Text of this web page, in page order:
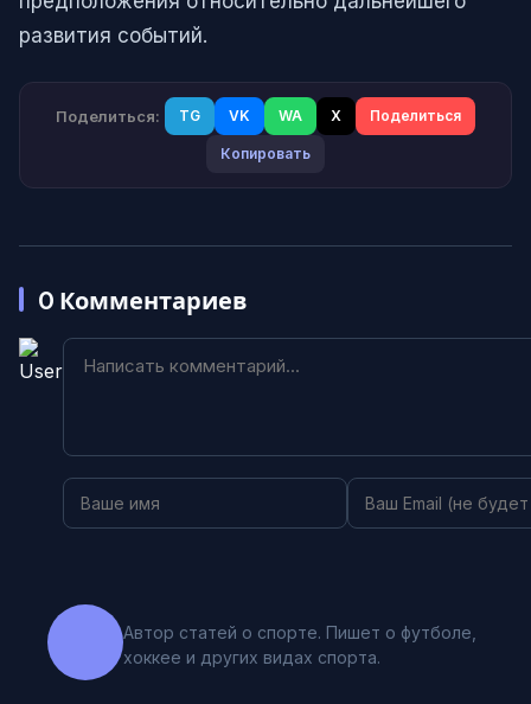
развития событий.
Поделиться: TG VK WA X Поделиться
Копировать
0 Комментариев
Автор статей о спорте. Пишет о футболе,
хоккее и других видах спорта.